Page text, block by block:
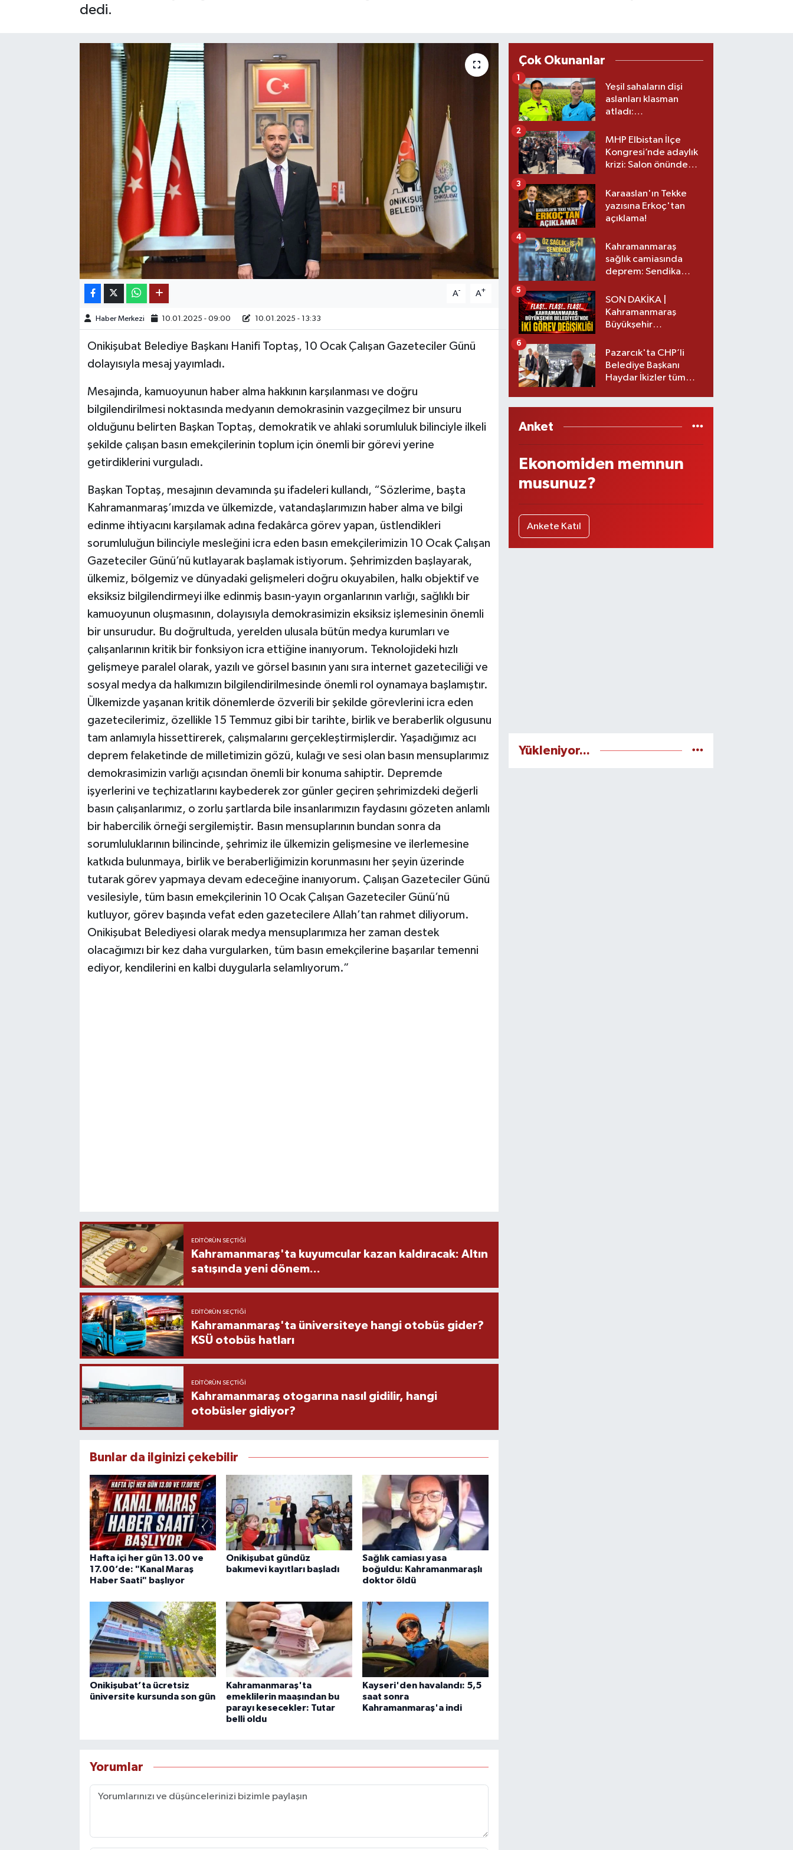
dedi.
A- A+
Haber Merkezi 10.01.2025 - 09:00 10.01.2025 - 13:33
Onikişubat Belediye Başkanı Hanifi Toptaş, 10 Ocak Çalışan Gazeteciler Günü
dolayısıyla mesaj yayımladı.
Mesajında, kamuoyunun haber alma hakkının karşılanması ve doğru
bilgilendirilmesi noktasında medyanın demokrasinin vazgeçilmez bir unsuru
olduğunu belirten Başkan Toptaş, demokratik ve ahlaki sorumluluk bilinciyle ilkeli
şekilde çalışan basın emekçilerinin toplum için önemli bir görevi yerine
getirdiklerini vurguladı.
Başkan Toptaş, mesajının devamında şu ifadeleri kullandı, “Sözlerime, başta
Kahramanmaraş’ımızda ve ülkemizde, vatandaşlarımızın haber alma ve bilgi
edinme ihtiyacını karşılamak adına fedakârca görev yapan, üstlendikleri
sorumluluğun bilinciyle mesleğini icra eden basın emekçilerimizin 10 Ocak Çalışan
Gazeteciler Günü’nü kutlayarak başlamak istiyorum. Şehrimizden başlayarak,
ülkemiz, bölgemiz ve dünyadaki gelişmeleri doğru okuyabilen, halkı objektif ve
eksiksiz bilgilendirmeyi ilke edinmiş basın-yayın organlarının varlığı, sağlıklı bir
kamuoyunun oluşmasının, dolayısıyla demokrasimizin eksiksiz işlemesinin önemli
bir unsurudur. Bu doğrultuda, yerelden ulusala bütün medya kurumları ve
çalışanlarının kritik bir fonksiyon icra ettiğine inanıyorum. Teknolojideki hızlı
gelişmeye paralel olarak, yazılı ve görsel basının yanı sıra internet gazeteciliği ve
sosyal medya da halkımızın bilgilendirilmesinde önemli rol oynamaya başlamıştır.
Ülkemizde yaşanan kritik dönemlerde özverili bir şekilde görevlerini icra eden
gazetecilerimiz, özellikle 15 Temmuz gibi bir tarihte, birlik ve beraberlik olgusunu
tam anlamıyla hissettirerek, çalışmalarını gerçekleştirmişlerdir. Yaşadığımız acı
deprem felaketinde de milletimizin gözü, kulağı ve sesi olan basın mensuplarımız
demokrasimizin varlığı açısından önemli bir konuma sahiptir. Depremde
işyerlerini ve teçhizatlarını kaybederek zor günler geçiren şehrimizdeki değerli
basın çalışanlarımız, o zorlu şartlarda bile insanlarımızın faydasını gözeten anlamlı
bir habercilik örneği sergilemiştir. Basın mensuplarının bundan sonra da
sorumluluklarının bilincinde, şehrimiz ile ülkemizin gelişmesine ve ilerlemesine
katkıda bulunmaya, birlik ve beraberliğimizin korunmasını her şeyin üzerinde
tutarak görev yapmaya devam edeceğine inanıyorum. Çalışan Gazeteciler Günü
vesilesiyle, tüm basın emekçilerinin 10 Ocak Çalışan Gazeteciler Günü’nü
kutluyor, görev başında vefat eden gazetecilere Allah’tan rahmet diliyorum.
Onikişubat Belediyesi olarak medya mensuplarımıza her zaman destek
olacağımızı bir kez daha vurgularken, tüm basın emekçilerine başarılar temenni
ediyor, kendilerini en kalbi duygularla selamlıyorum.”
EDITÖRÜN SEÇTIĞI
Kahramanmaraş'ta kuyumcular kazan kaldıracak: Altın
satışında yeni dönem...
EDITÖRÜN SEÇTIĞI
Kahramanmaraş'ta üniversiteye hangi otobüs gider?
KSÜ otobüs hatları
EDITÖRÜN SEÇTIĞI
Kahramanmaraş otogarına nasıl gidilir, hangi
otobüsler gidiyor?
Bunlar da ilginizi çekebilir
Hafta içi her gün 13.00 ve
17.00’de: "Kanal Maraş
Haber Saati" başlıyor
Onikişubat gündüz
bakımevi kayıtları başladı
Sağlık camiası yasa
boğuldu: Kahramanmaraşlı
doktor öldü
Onikişubat’ta ücretsiz
üniversite kursunda son gün
Kahramanmaraş'ta
emeklilerin maaşından bu
parayı kesecekler: Tutar
belli oldu
Kayseri'den havalandı: 5,5
saat sonra
Kahramanmaraş'a indi
Yorumlar
Çok Okunanlar
Yeşil sahaların dişi
aslanları klasman
atladı:
üst lige iki transfer!
1
MHP Elbistan İlçe
Kongresi’nde adaylık
krizi: Salon önünde
2
Karaaslan'ın Tekke
yazısına Erkoç'tan
açıklama!
3
Kahramanmaraş
sağlık camiasında
deprem: Sendika
4
SON DAKİKA |
Kahramanmaraş
Büyükşehir
görev değişikliği!
5
Pazarcık'ta CHP’li
Belediye Başkanı
Haydar İkizler tüm
6
Anket
Ekonomiden memnun
musunuz?
Ankete Katıl
Yükleniyor...
OTOMOTİV
KÜLTÜR SANAT